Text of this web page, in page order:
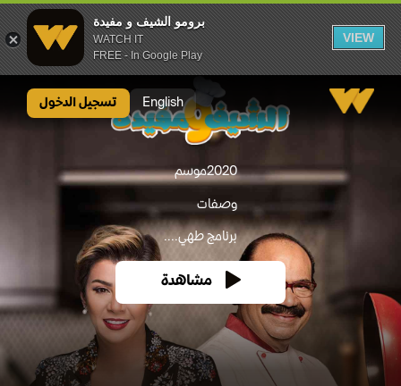
برومو الشيف و مفيدة
WATCH IT
FREE - In Google Play
VIEW
English تسجيل الدخول
2020موسم
وصفات
برنامج طهي....
مشاهدة